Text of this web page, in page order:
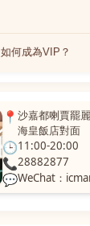
如何成為VIP？
📍 沙嘉都喇賈罷
海皇飯店對面
🕒11:00-20:00
📞28882877
💬WeChat：